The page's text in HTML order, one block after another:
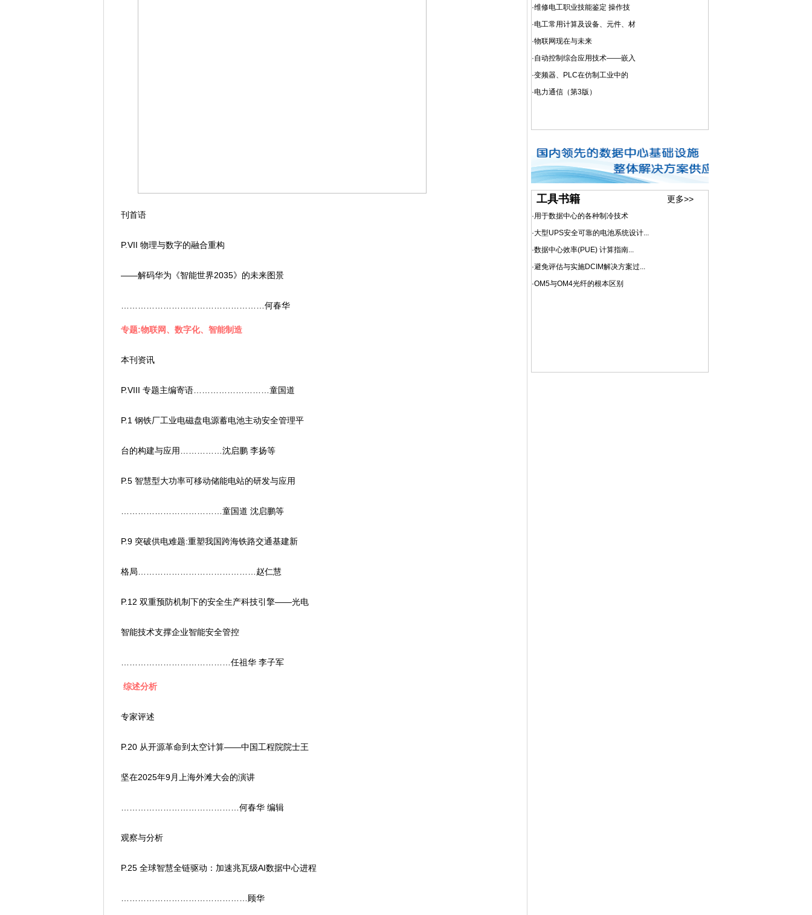
刊首语
P.VII 物理与数字的融合重构
——解码华为《智能世界2035》的未来图景
……………………………………………何春华
专题:物联网、数字化、智能制造
本刊资讯
P.VIII 专题主编寄语………………………童国道
P.1 钢铁厂工业电磁盘电源蓄电池主动安全管理平
台的构建与应用……………沈启鹏 李扬等
P.5 智慧型大功率可移动储能电站的研发与应用
………………………………童国道 沈启鹏等
P.9 突破供电难题:重塑我国跨海铁路交通基建新
格局……………………………………赵仁慧
P.12 双重预防机制下的安全生产科技引擎——光电
智能技术支撑企业智能安全管控
…………………………………任祖华 李子军
综述分析
专家评述
P.20 从开源革命到太空计算——中国工程院院士王
坚在2025年9月上海外滩大会的演讲
……………………………………何春华 编辑
观察与分析
P.25 全球智慧全链驱动：加速兆瓦级AI数据中心进程
………………………………………顾华
·维修电工职业技能鉴定 操作技
·电工常用计算及设备、元件、材
·物联网现在与未来
·自动控制综合应用技术——嵌入
·变频器、PLC在仿制工业中的
·电力通信（第3版）
工具书籍 更多>>
·用于数据中心的各种制冷技术
·大型UPS安全可靠的电池系统设计...
·数据中心效率(PUE) 计算指南...
·避免评估与实施DCIM解决方案过...
·OM5与OM4光纤的根本区别